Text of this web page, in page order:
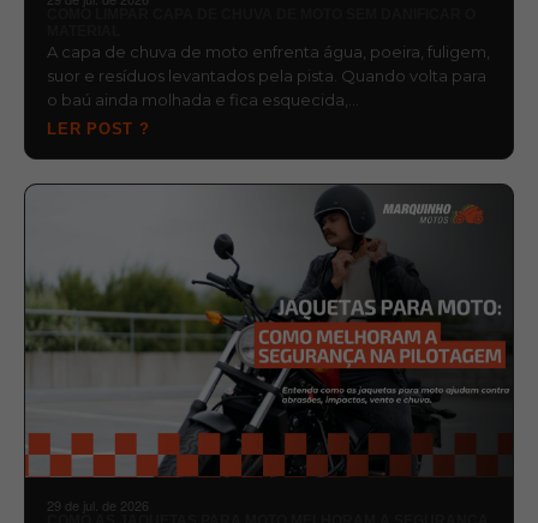
A capa de chuva de moto enfrenta água, poeira, fuligem,
suor e resíduos levantados pela pista. Quando volta para
o baú ainda molhada e fica esquecida,…
LER POST ?
29 de jul. de 2026